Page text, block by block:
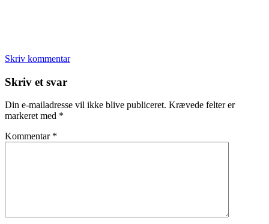
Skriv kommentar
Læserinteraktioner
Skriv et svar
Din e-mailadresse vil ikke blive publiceret. Krævede felter er
markeret med *
Kommentar *